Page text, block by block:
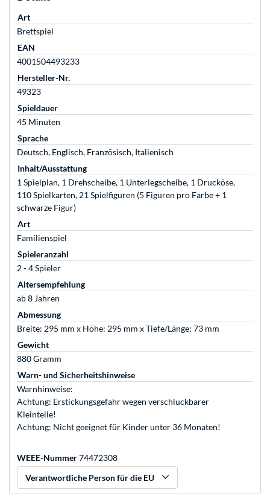
Art
Brettspiel
EAN
4001504493233
Hersteller-Nr.
49323
Spieldauer
45 Minuten
Sprache
Deutsch, Englisch, Französisch, Italienisch
Inhalt/Ausstattung
1 Spielplan, 1 Drehscheibe, 1 Unterlegscheibe, 1 Drucköse,
110 Spielkarten, 21 Spielfiguren (5 Figuren pro Farbe + 1
schwarze Figur)
Art
Familienspiel
Spieleranzahl
2 - 4 Spieler
Altersempfehlung
ab 8 Jahren
Abmessung
Breite: 295 mm x Höhe: 295 mm x Tiefe/Länge: 73 mm
Gewicht
880 Gramm
Warn- und Sicherheitshinweise
Warnhinweise:
Achtung: Erstickungsgefahr wegen verschluckbarer
Kleinteile!
Achtung: Nicht geeignet für Kinder unter 36 Monaten!
WEEE-Nummer74472308
Verantwortliche Person für die EU